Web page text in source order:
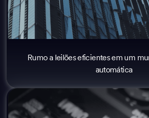
Rumo a leilões eficientes em um
automática